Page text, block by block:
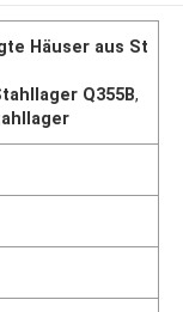
Häuser aus St
Q355B,